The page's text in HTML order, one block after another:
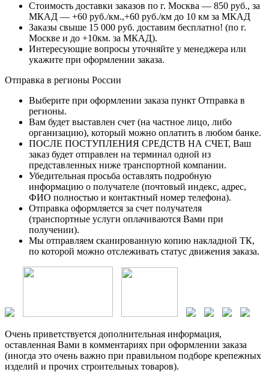
Стоимость доставки заказов по г. Москва — 850 руб., за
МКАД — +60 руб./км.,+60 руб./км до 10 км за МКАД
Заказы свыше 15 000 руб. доставим бесплатно! (по г.
Москве и до +10км. за МКАД).
Интересующие вопросы уточняйте у менеджера или
укажите при оформлении заказа.
Отправка в регионы России
Выберите при оформлении заказа пункт Отправка в
регионы.
Вам будет выставлен счет (на частное лицо, либо
организацию), который можно оплатить в любом банке.
ПОСЛЕ ПОСТУПЛЕНИЯ СРЕДСТВ НА СЧЕТ, Ваш
заказ будет отправлен на терминал одной из
представленных ниже транспортной компании.
Убедительная просьба оставлять подробную
информацию о получателе (почтовый индекс, адрес,
ФИО полностью и контактный номер телефона).
Отправка оформляется за счет получателя
(транспортные услуги оплачиваются Вами при
получении).
Мы отправляем сканированную копию накладной ТК,
по которой можно отслеживать статус движения заказа.
Очень приветствуется дополнительная информация,
оставленная Вами в комментариях при оформлении заказа
(иногда это очень важно при правильном подборе крепежных
изделий и прочих строительных товаров).